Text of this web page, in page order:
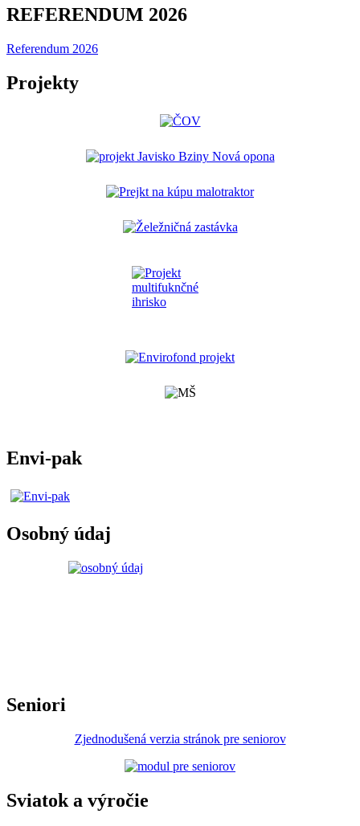
REFERENDUM 2026
Referendum 2026
Projekty
Envi-pak
Osobný údaj
Seniori
Zjednodušená verzia stránok pre seniorov
Sviatok a výročie